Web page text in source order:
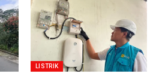
LISTRIK